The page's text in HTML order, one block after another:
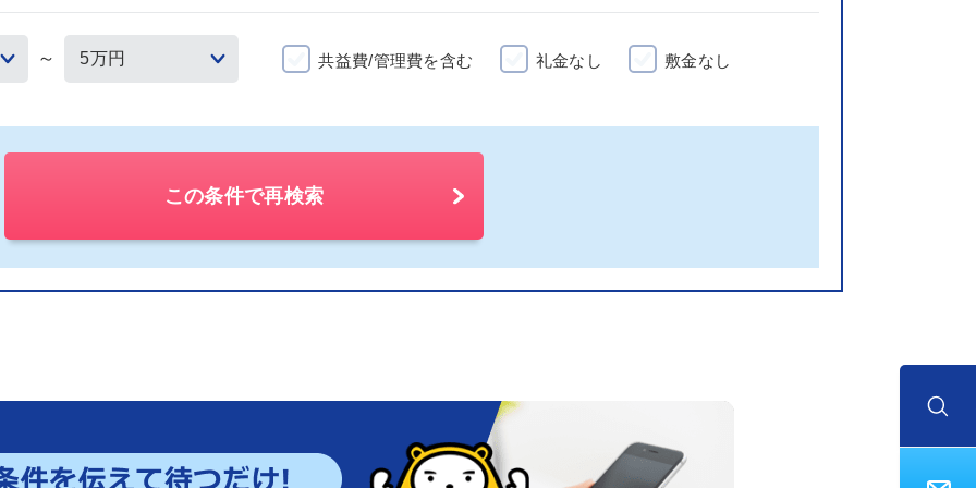
～ 共益費/管理費を含む 礼金なし 敷金なし
この条件で再検索